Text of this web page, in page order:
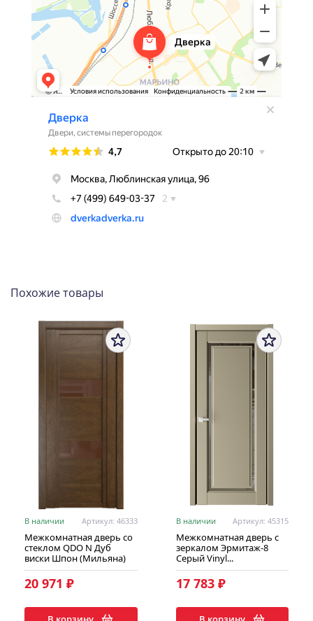
Похожие товары
В наличии Артикул: 46333
Межкомнатная дверь со
стеклом QDO N Дуб
виски Шпон (Мильяна)
20 971 ₽
В наличии Артикул: 45315
Межкомнатная дверь с
зеркалом Эрмитаж-8
Серый Vinyl...
17 783 ₽